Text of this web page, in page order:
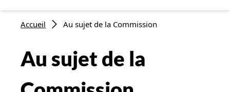
Fil d'Ariane
Accueil Au sujet de la Commission
Au sujet de la